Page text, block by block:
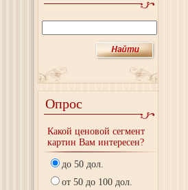
Опрос
Какой ценовой сегмент
картин Вам интересен?
до 50 дол.
от 50 до 100 дол.